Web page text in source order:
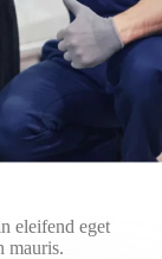
eleifend eget
mauris.